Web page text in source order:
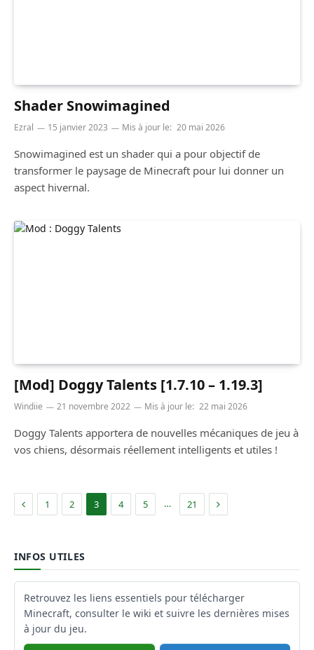
Shader Snowimagined
Ezral 15 janvier 2023 Mis à jour le: 20 mai 2026
Snowimagined est un shader qui a pour objectif de
transformer le paysage de Minecraft pour lui donner un
aspect hivernal.
[Mod] Doggy Talents [1.7.10 – 1.19.3]
Windiie 21 novembre 2022 Mis à jour le: 22 mai 2026
Doggy Talents apportera de nouvelles mécaniques de jeu à
vos chiens, désormais réellement intelligents et utiles !
Précédent
1 2 3 4 5 … 21 Suivant
INFOS UTILES
Retrouvez les liens essentiels pour télécharger
Minecraft, consulter le wiki et suivre les dernières mises
à jour du jeu.